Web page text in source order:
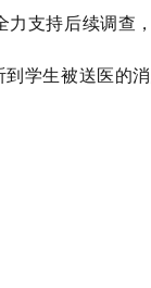
支持后续调查，
学生被送医的消